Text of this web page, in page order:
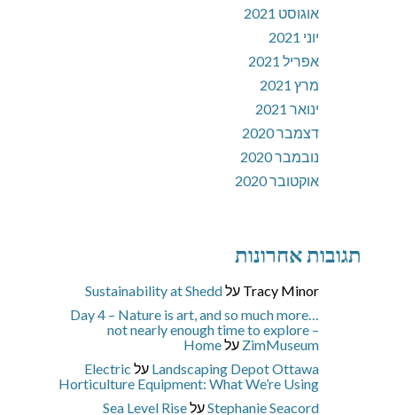
אוגוסט 2021
יוני 2021
אפריל 2021
מרץ 2021
ינואר 2021
דצמבר 2020
נובמבר 2020
אוקטובר 2020
תגובות אחרונות
Tracy Minor עלSustainability at Shedd
Day 4 – Nature is art, and so much more…
not nearly enough time to explore –
ZimMuseum עלHome
Landscaping Depot Ottawa על Electric
Horticulture Equipment: What We’re Using
Stephanie SeacordעלSea Level Rise